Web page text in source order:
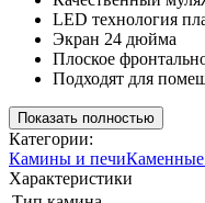
LED технология
Экран 24 дюйма
Плоское
Подходят для
Показать полностью
Категории:
Камины и печи
Характеристики